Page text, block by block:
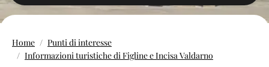
Home
Punti di interesse
Informazioni turistiche di Figline e Incisa Valdarno